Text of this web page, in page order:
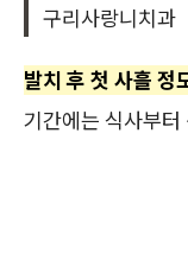
구리사랑니치과
발치 후 첫 사흘 정
기간에는 식사부터